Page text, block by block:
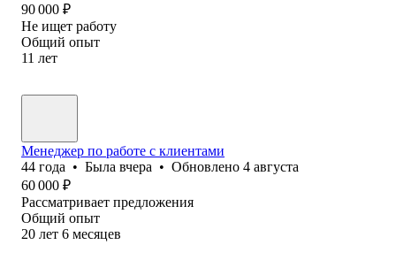
90 000 ₽
Не ищет работу
Общий опыт
11 лет
Менеджер по работе с клиентами
44 года • Была вчера • Обновлено 4 августа
60 000 ₽
Рассматривает предложения
Общий опыт
20 лет 6 месяцев